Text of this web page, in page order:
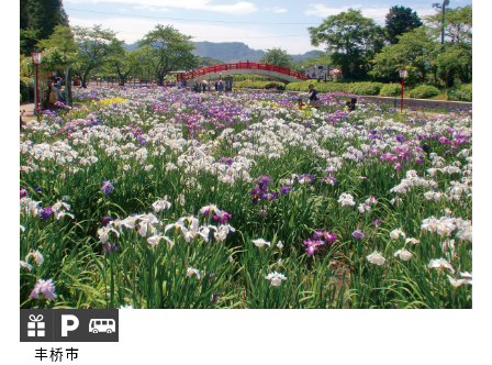
丰桥市